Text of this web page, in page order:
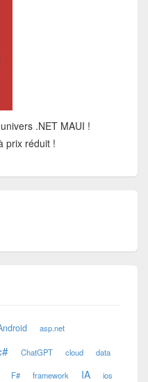
.NET MAUI !
prix réduit !
asp.net
ChatGPT cloud data
F# framework IA ios